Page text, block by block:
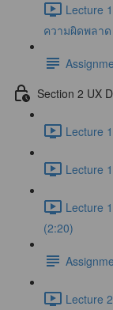
Lecture
ความผิดพลาด
Section 2 UX
Lecture
Lecture
Lecture
(2:20)
Lecture